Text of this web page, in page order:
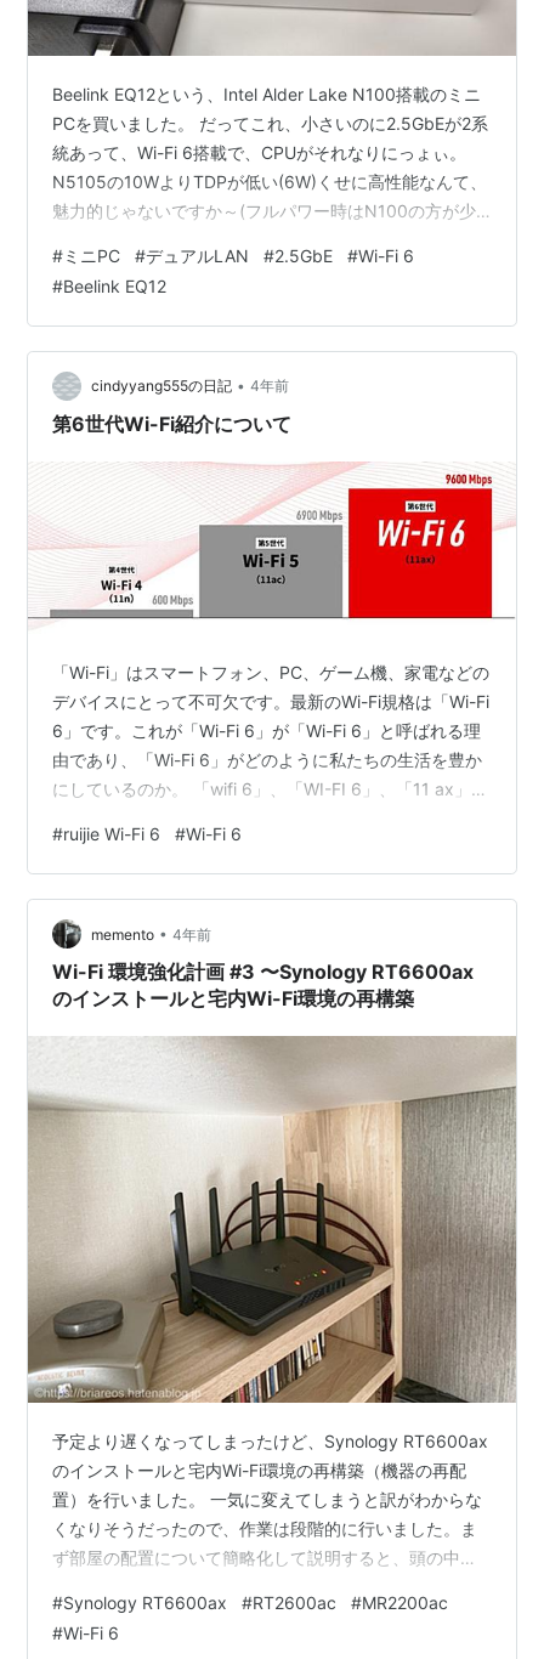
Beelink EQ12という、Intel Alder Lake N100搭載のミニ
PCを買いました。 だってこれ、小さいのに2.5GbEが2系
統あって、Wi-Fi 6搭載で、CPUがそれなりにっょぃ。
N5105の10WよりTDPが低い(6W)くせに高性能なんて、
魅力的じゃないですか～(フルパワー時はN100の方が少
PC N100 Intelの最新Alder Lake-Nシリーズ (4C/4T 最大
3.4GHz) Beelink EQ12 Mini PC 16GB DDR5 500GB M.2
NVME SSD 4K@60Hz| デュアルLA…
#ミニPC #デュアルLAN #2.5GbE #Wi-Fi 6
#Beelink EQ12
cindyyang555の日記 • 4年前
第6世代Wi-Fi紹介について
「Wi-Fi」はスマートフォン、PC、ゲーム機、家電などの
デバイスにとって不可欠です。最新のWi-Fi規格は「Wi-Fi
6」です。これが「Wi-Fi 6」が「Wi-Fi 6」と呼ばれる理
由であり、「Wi-Fi 6」がどのように私たちの生活を豊か
にしているのか。 「wifi 6」、「WI-FI 6」、「11 ax」な
6」または「IEEE 802.11 ax」と記述されています。 これ
をクリックして、第6世代ruijie Wi-Fi6を表示します。 現
在、「Wi-Fi」は家だけでなく、オフィス、学矯、レスト
ラン、観光地でも一般的に使用されて…
#ruijie Wi-Fi 6 #Wi-Fi 6
memento • 4年前
Wi-Fi 環境強化計画 #3 〜Synology RT6600ax
のインストールと宅内Wi-Fi環境の再構築
予定より遅くなってしまったけど、Synology RT6600ax
のインストールと宅内Wi-Fi環境の再構築（機器の再配
置）を行いました。 一気に変えてしまうと訳がわからな
くなりそうだったので、作業は段階的に行いました。ま
ず部屋の配置について簡略化して説明すると、頭の中に3
から、MyRoom（AVルーム＆私の寝室）、キッチン、洗
面所（洗面所＆バスルーム）です。現状、インターネッ
#Synology RT6600ax #RT2600ac #MR2200ac
#Wi-Fi 6